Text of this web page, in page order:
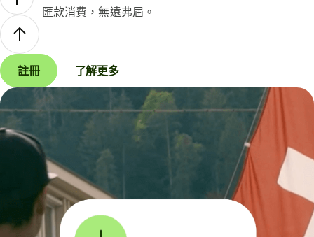
匯款消費，無遠弗屆。
註冊 了解更多